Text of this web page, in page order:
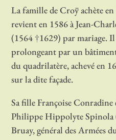
La famille de Croÿ achète
revient en 1586 à Jean-
(1564 †1629) par mariage.
prolongeant par un
du quadrilatère, achevé en
sur la dite façade.
Sa fille Françoise
Philippe Hippolyte Spinola
Bruay, général des Armées